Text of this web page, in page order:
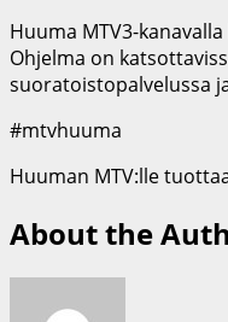
Huuma MTV3-
Ohjelma on
suoratoistopalvelussa
#mtvhuuma
Huuman MTV:lle
About the